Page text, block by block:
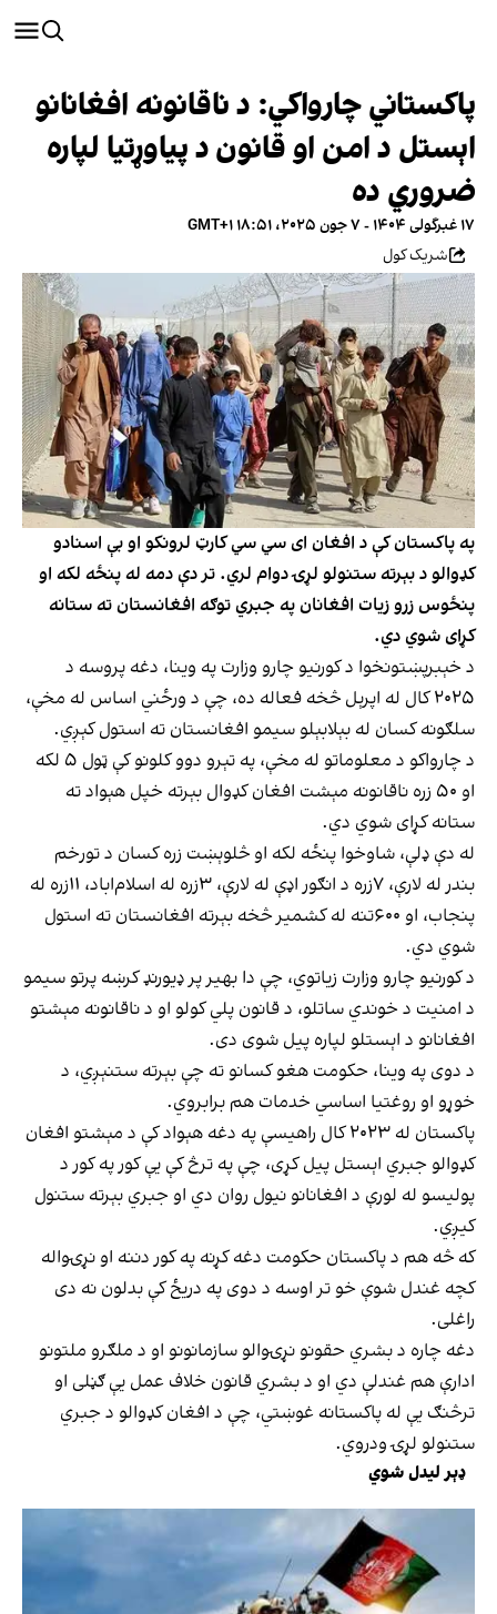
پاکستاني چارواکي: د ناقانونه افغانانو
اېستل د امن او قانون د پياوړتیا لپاره
ضروري ده
۱۷ غبرگولی ۱۴۰۴ - ۷ جون ۲۰۲۵، ۱۸:۵۱ GMT+۱
شریک کول
په پاکستان کې د افغان ای سي سي کارټ لرونکو او بې اسنادو
کډوالو د بېرته ستنولو لړۍ دوام لري. تر دې دمه له پنځه لکه او
پنځوس زرو زیات افغانان په جبري توګه افغانستان ته ستانه
کړای شوي دي.
د خېبرپښتونخوا د کورنیو چارو وزارت په وینا، دغه پروسه د
۲۰۲۵ کال له اپرېل څخه فعاله ده، چې د ورځني اساس له مخې،
سلګونه کسان له بېلابېلو سیمو افغانستان ته استول کېږي.
د چارواکو د معلوماتو له مخې، په تېرو دوو کلونو کې ټول ۵ لکه
او ۵۰ زره ناقانونه مېشت افغان کډوال بېرته خپل هېواد ته
ستانه کړای شوي دي.
له دې ډلې، شاوخوا پنځه لکه او څلوېښت زره کسان د تورخم
بندر له لارې، ۷زره د انګور اډې له لارې، ۳زره له اسلام‌اباد، ۱۱زره له
پنجاب، او ۶۰۰تنه له کشمیر څخه بېرته افغانستان ته استول
شوي دي.
د کورنیو چارو وزارت زیاتوي، چې دا بهیر پر ډيورنډ کرښه پرتو سیمو
د امنیت د خوندي‌ ساتلو، د قانون پلي کولو او د ناقانونه مېشتو
افغانانو د اېستلو لپاره پیل شوی دی.
د دوی په وینا، حکومت هغو کسانو ته چې بېرته ستنېږي، د
خوړو او روغتیا اساسي خدمات هم برابروي.
پاکستان له ۲۰۲۳ کال راهیسې په دغه هېواد کې د مېشتو افغان
کډوالو جبري اېستل پیل کړی، چې په ترڅ کې یې کور په کور د
پولیسو له لورې د افغانانو نیول روان دي او جبري بېرته ستنول
کیږي.
که څه هم د پاکستان حکومت دغه کړنه په کور دننه او نړۍواله
کچه غندل شوې خو تر اوسه د دوی په دریځ کې بدلون نه دی
راغلی.
دغه چاره د بشري حقونو نړۍوالو سازمانونو او د ملګرو ملتونو
ادارې هم غندلې دي او د بشري قانون خلاف عمل یې ګڼلی او
ترڅنګ یې له پاکستانه غوښتي، چې د افغان کډوالو د جبري
ستنولو لړۍ ودروي.
ډېر لیدل شوي